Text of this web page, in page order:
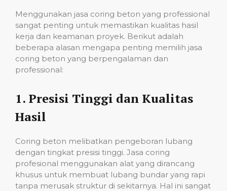
Menggunakan jasa coring beton yang professional
sangat penting untuk memastikan kualitas hasil
kerja dan keamanan proyek. Berikut adalah
beberapa alasan mengapa penting memilih jasa
coring beton yang berpengalaman dan
professional:
1. Presisi Tinggi dan Kualitas
Hasil
Coring beton melibatkan pengeboran lubang
dengan tingkat presisi tinggi. Jasa coring
profesional menggunakan alat yang dirancang
khusus untuk membuat lubang bundar yang rapi
tanpa merusak struktur di sekitarnya. Hal ini sangat